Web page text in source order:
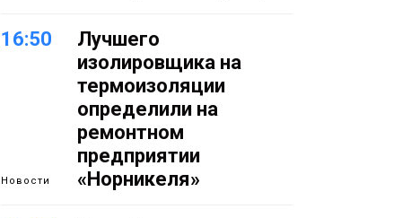
16:50
Новости
Лучшего
изолировщика на
термоизоляции
определили на
ремонтном
предприятии
«Норникеля»